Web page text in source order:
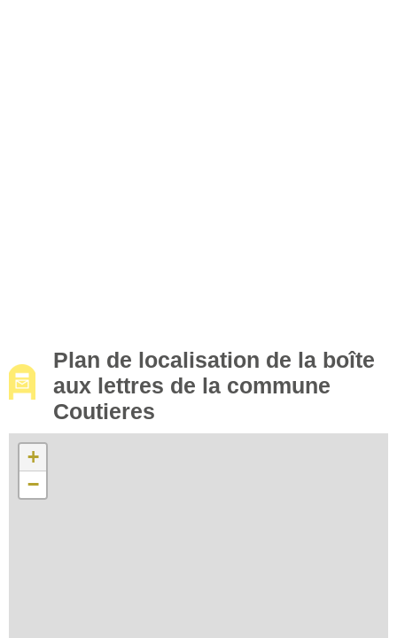
Plan de localisation de la boîte
aux lettres de la commune
Coutieres
+
−